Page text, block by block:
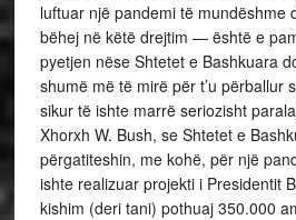
luftuar një pandemi të mundëshme
bëhej në këtë drejtim — është e
pyetjen nëse Shtetet e Bashkuara
shumë më të mirë për t’u përballur
sikur të ishte marrë seriozisht
Xhorxh W. Bush, se Shtetet e
përgatiteshin, me kohë, për një
ishte realizuar projekti i Presidentit
kishim (deri tani) pothuaj 350.000